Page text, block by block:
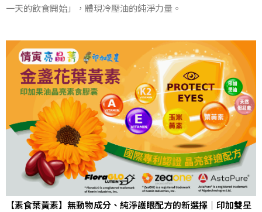
一天的飲食開始」，體現冷壓油的純淨力量。
【素食葉黃素】無動物成分、純淨護眼配方的新選擇｜印加雙星